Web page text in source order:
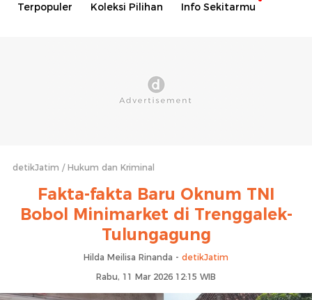
Terpopuler Koleksi Pilihan Info Sekitarmu
detikJatim Hukum dan Kriminal
Fakta-fakta Baru Oknum TNI
Bobol Minimarket di Trenggalek-
Tulungagung
Hilda Meilisa Rinanda - detikJatim
Rabu, 11 Mar 2026 12:15 WIB